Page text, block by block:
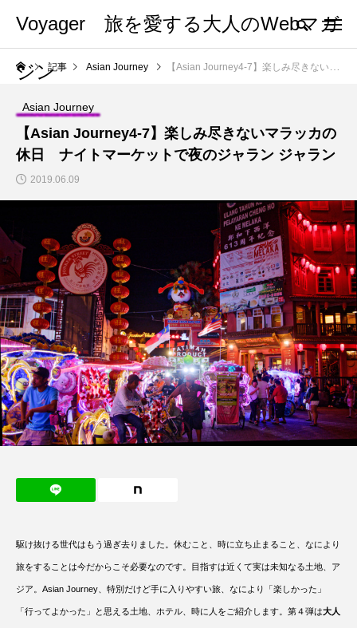
Voyager 旅を愛する大人のWebマガ
ジン記事 Asian Journey 【Asian Journey4-7】楽しみ尽きないマラッカの休日 ナイトマーケットで夜のジャラン ジャラン
Asian Journey
【Asian Journey4-7】楽しみ尽きないマラッカの
休日 ナイトマーケットで夜のジャラン ジャラン
2019.06.09
駆け抜ける世代はもう過ぎ去りました。休むこと、時に立ち止まること、なにより
旅をすることは今だからこそ必要なのです。目指すは近くて実は未知なる土地、ア
ジア。Asian Journey、特別だけど手に入りやすい旅、なにより「楽しかった」
「行ってよかった」と思える土地、ホテル、時に人をご紹介します。第４弾は大人